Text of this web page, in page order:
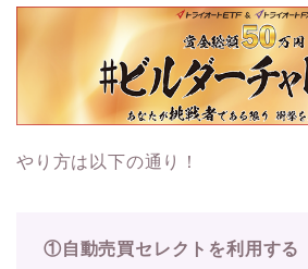
やり方は以下の通り！
①自動売買セレクトを利用する